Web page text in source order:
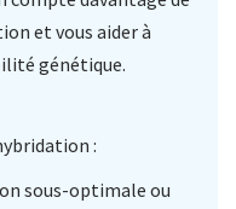
et vous aider à
génétique.
:
sous-optimale ou